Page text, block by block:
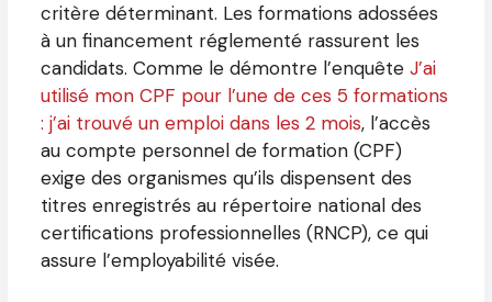
critère déterminant. Les formations adossées
à un financement réglementé rassurent les
candidats. Comme le démontre l’enquête J’ai
utilisé mon CPF pour l’une de ces 5 formations
: j’ai trouvé un emploi dans les 2 mois, l’accès
au compte personnel de formation (CPF)
exige des organismes qu’ils dispensent des
titres enregistrés au répertoire national des
certifications professionnelles (RNCP), ce qui
assure l’employabilité visée.